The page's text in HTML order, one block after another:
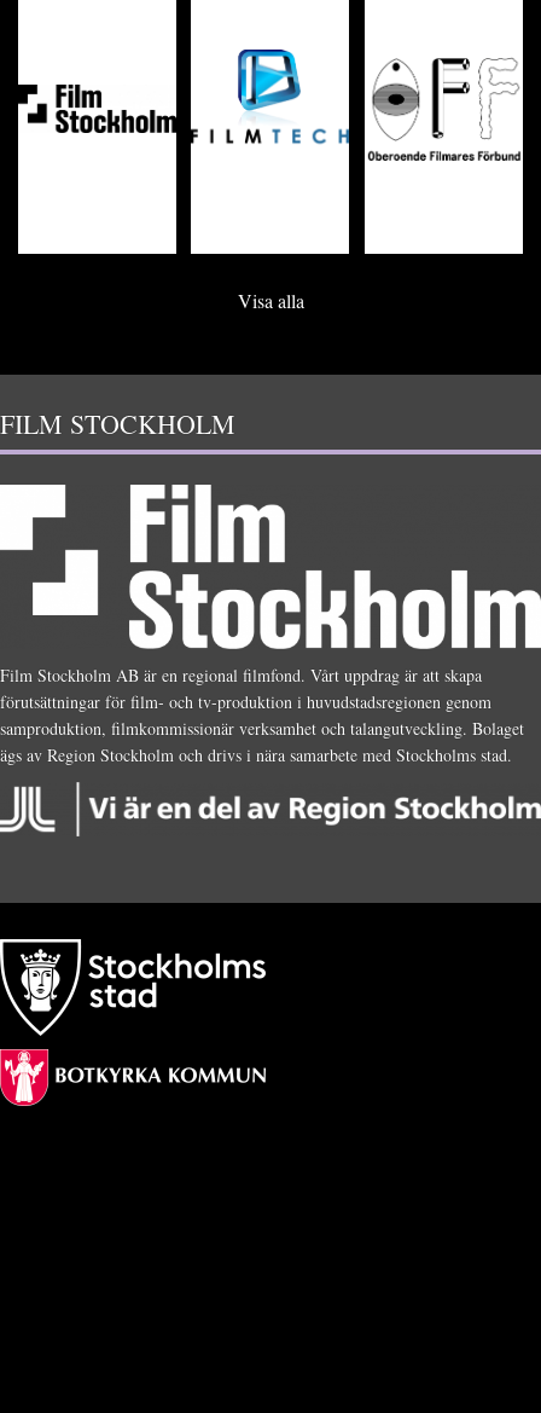
Visa alla
FILM STOCKHOLM
Film Stockholm AB är en regional filmfond. Vårt uppdrag är att skapa
förutsättningar för film- och tv-produktion i huvudstadsregionen genom
samproduktion, filmkommissionär verksamhet och talangutveckling. Bolaget
ägs av Region Stockholm och drivs i nära samarbete med Stockholms stad.